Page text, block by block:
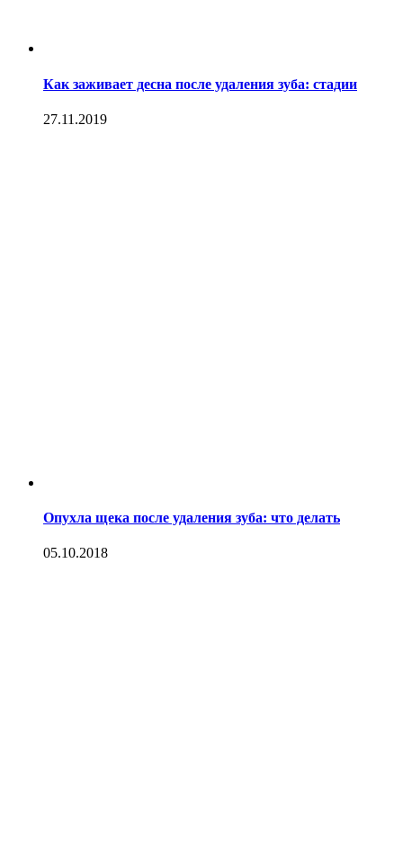
Как заживает десна после удаления зуба: стадии
27.11.2019
Опухла щека после удаления зуба: что делать
05.10.2018